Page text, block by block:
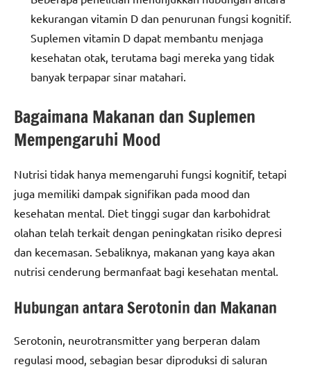
kekurangan vitamin D dan penurunan fungsi kognitif.
Suplemen vitamin D dapat membantu menjaga
kesehatan otak, terutama bagi mereka yang tidak
banyak terpapar sinar matahari.
Bagaimana Makanan dan Suplemen
Mempengaruhi Mood
Nutrisi tidak hanya memengaruhi fungsi kognitif, tetapi
juga memiliki dampak signifikan pada mood dan
kesehatan mental. Diet tinggi sugar dan karbohidrat
olahan telah terkait dengan peningkatan risiko depresi
dan kecemasan. Sebaliknya, makanan yang kaya akan
nutrisi cenderung bermanfaat bagi kesehatan mental.
Hubungan antara Serotonin dan Makanan
Serotonin, neurotransmitter yang berperan dalam
regulasi mood, sebagian besar diproduksi di saluran